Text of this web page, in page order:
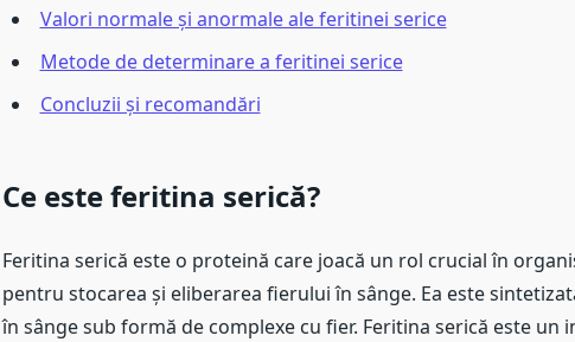
Valori normale și anormale ale feritinei serice
Metode de determinare a feritinei serice
Concluzii și recomandări
Ce este feritina serică?
Feritina serică este o proteină care joacă un rol crucial în
pentru stocarea și eliberarea fierului în sânge. Ea este
în sânge sub formă de complexe cu fier. Feritina serică este